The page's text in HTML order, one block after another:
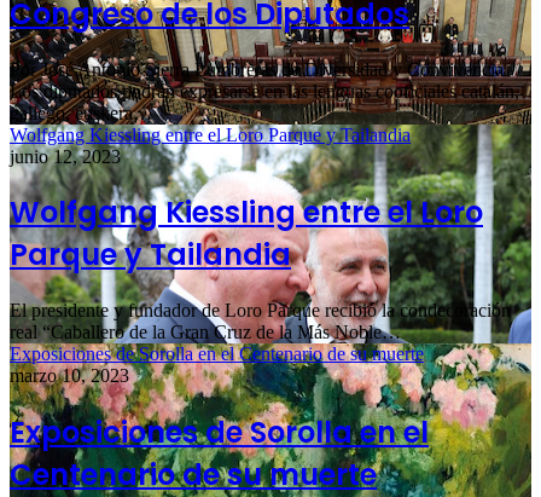
Congreso de los Diputados
Por José Antonio Sierra Lumbreras de Diversidad y Convivencia
Los diputados podrán expresarse en las lenguas cooficiales catalán,
gallego, euskera…
Wolfgang Kiessling entre el Loro Parque y Tailandia
junio 12, 2023
Wolfgang Kiessling entre el Loro
Parque y Tailandia
El presidente y fundador de Loro Parque recibió la condecoración
real “Caballero de la Gran Cruz de la Más Noble…
Exposiciones de Sorolla en el Centenario de su muerte
marzo 10, 2023
Exposiciones de Sorolla en el
Centenario de su muerte